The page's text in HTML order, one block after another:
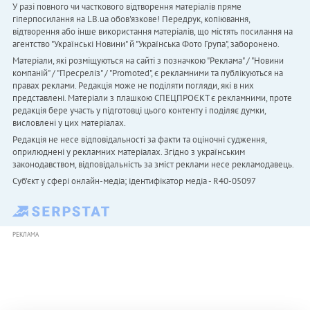
У разі повного чи часткового відтворення матеріалів пряме
гіперпосилання на LB.ua обов'язкове! Передрук, копіювання,
відтворення або інше використання матеріалів, що містять посилання на
агентство "Українськi Новини" й "Українська Фото Група", заборонено.
Матеріали, які розміщуються на сайті з позначкою "Реклама" / "Новини
компаній" / "Пресреліз" / "Promoted", є рекламними та публікуються на
правах реклами. Редакція може не поділяти погляди, які в них
представлені. Матеріали з плашкою СПЕЦПРОЄКТ є рекламними, проте
редакція бере участь у підготовці цього контенту і поділяє думки,
висловлені у цих матеріалах.
Редакція не несе відповідальності за факти та оціночні судження,
оприлюднені у рекламних матеріалах. Згідно з українським
законодавством, відповідальність за зміст реклами несе рекламодавець.
Cуб'єкт у сфері онлайн-медіа; ідентифікатор медіа - R40-05097
РЕКЛАМА